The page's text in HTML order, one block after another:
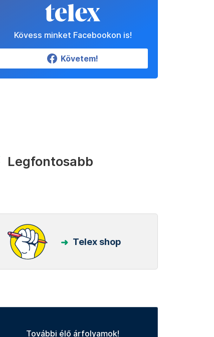
Kövess minket Facebookon is!
Követem!
Legfontosabb
Telex shop
További élő árfolyamok!